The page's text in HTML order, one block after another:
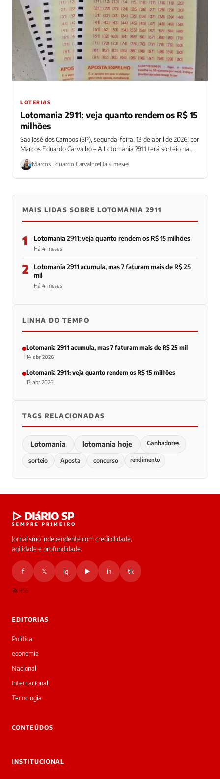
LOTERIAS
Lotomania 2911: veja quanto rendem os R$ 15
milhões
São José dos Campos (SP), segunda-feira, 13 de abril de 2026, por
Marcos Eduardo Carvalho – A Lotomania 2911 terá sorteio na...
Marcos Eduardo Carvalho Há 4 meses
MAIS LIDAS SOBRE LOTOMANIA 2911
1 Lotomania 2911: veja quanto rendem os R$ 15 milhões
Há 4 meses
2
Lotomania 2911 acumula, mas 7 faturam mais de R$ 25
mil
Há 4 meses
LINHA DO TEMPO
Lotomania 2911 acumula, mas 7 faturam mais de R$ 25 mil
14 abr 2026
Lotomania 2911: veja quanto rendem os R$ 15 milhões
13 abr 2026
TAGS RELACIONADAS
Lotomania lotomania hoje Ganhadores
sorteio Aposta concurso rendimento
▷ DIáRIO SP
SEMPRE PRIMEIRO
Jornalismo independente com credibilidade,
agilidade e profundidade.
f 𝕏 ig ▶ in tk
RSS
EDITORIAS
Política
economia
Nacional
Internacional
Tecnologia
CONTEÚDOS
INSTITUCIONAL